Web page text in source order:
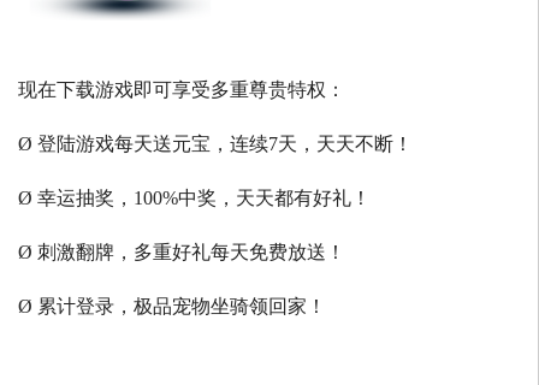
现在下载游戏即可享受多重尊贵特权：
Ø 登陆游戏每天送元宝，连续7天，天天不断！
Ø 幸运抽奖，100%中奖，天天都有好礼！
Ø 刺激翻牌，多重好礼每天免费放送！
Ø 累计登录，极品宠物坐骑领回家！